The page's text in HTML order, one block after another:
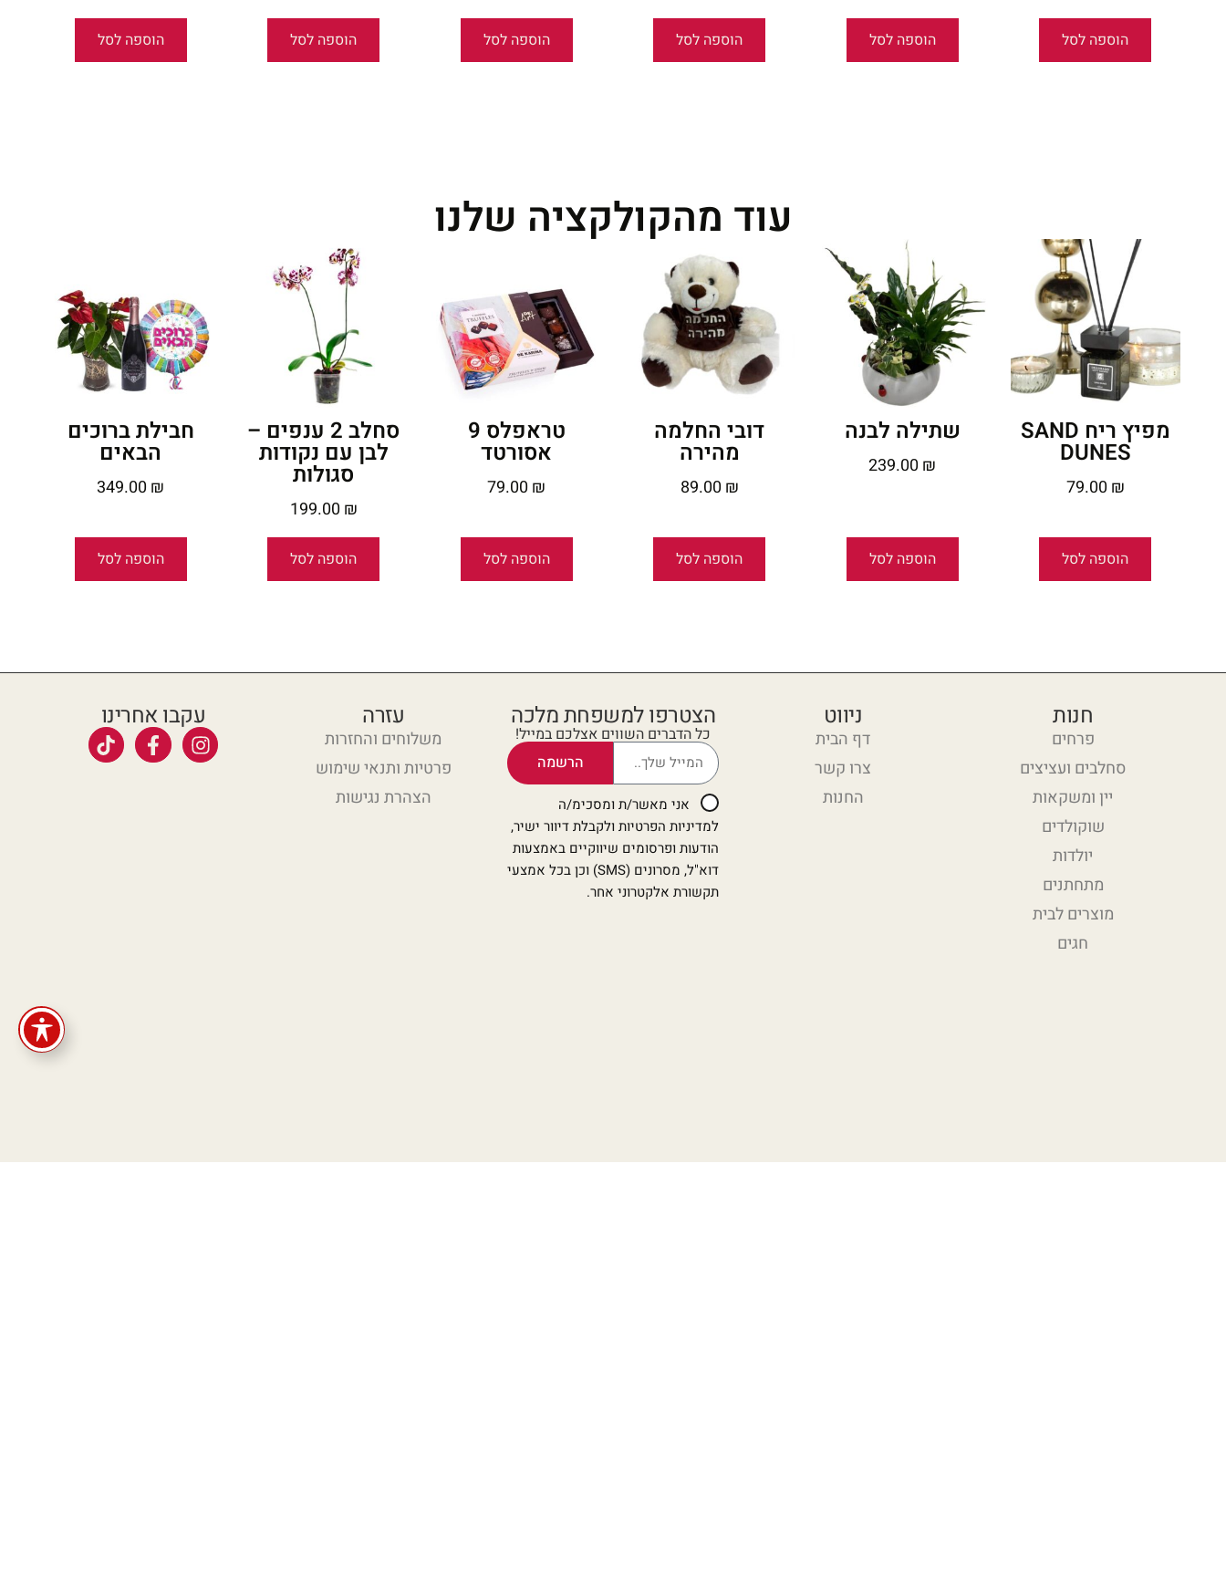
הוספה לסל הוספה לסל הוספה לסל הוספה לסל הוספה לסל הוספה לסל
עוד מהקולקציה שלנו
מפיץ ריח SAND
DUNES
79.00 ₪
הוספה לסל
שתילה לבנה
239.00 ₪
הוספה לסל
דובי החלמה
מהירה
89.00 ₪
הוספה לסל
טראפלס 9
אסורטד
79.00 ₪
הוספה לסל
סחלב 2 ענפים –
לבן עם נקודות
סגולות
199.00 ₪
הוספה לסל
חבילת ברוכים
הבאים
349.00 ₪
הוספה לסל
חנות
פרחים
סחלבים ועציצים
יין ומשקאות
שוקולדים
יולדות
מתחתנים
מוצרים לבית
חגים
ניווט
דף הבית
צרו קשר
החנות
הצטרפו למשפחת מלכה
כל הדברים השווים אצלכם במייל!
אני מאשר/ת ומסכימ/ה
למדיניות הפרטיות ולקבלת דיוור ישיר,
הודעות ופרסומים שיווקיים באמצעות
דוא"ל, מסרונים (SMS) וכן בכל אמצעי
תקשורת אלקטרוני אחר.
הרשמה
עזרה
משלוחים והחזרות
פרטיות ותנאי שימוש
הצהרת נגישות
עקבו אחרינו